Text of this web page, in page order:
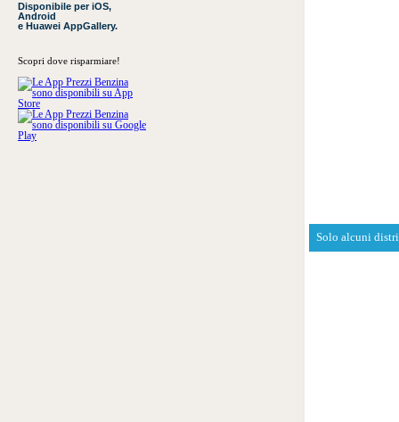
Disponibile per iOS,
Android
e Huawei AppGallery.
Scopri dove risparmiare!
Solo alcuni